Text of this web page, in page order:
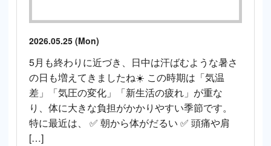
2026.05.25 (Mon)
5月も終わりに近づき、日中は汗ばむような暑さ
の日も増えてきましたね☀️ この時期は「気温
差」「気圧の変化」「新生活の疲れ」が重な
り、体に大きな負担がかかりやすい季節です。
特に最近は、 ✅ 朝から体がだるい ✅ 頭痛や肩
[…]